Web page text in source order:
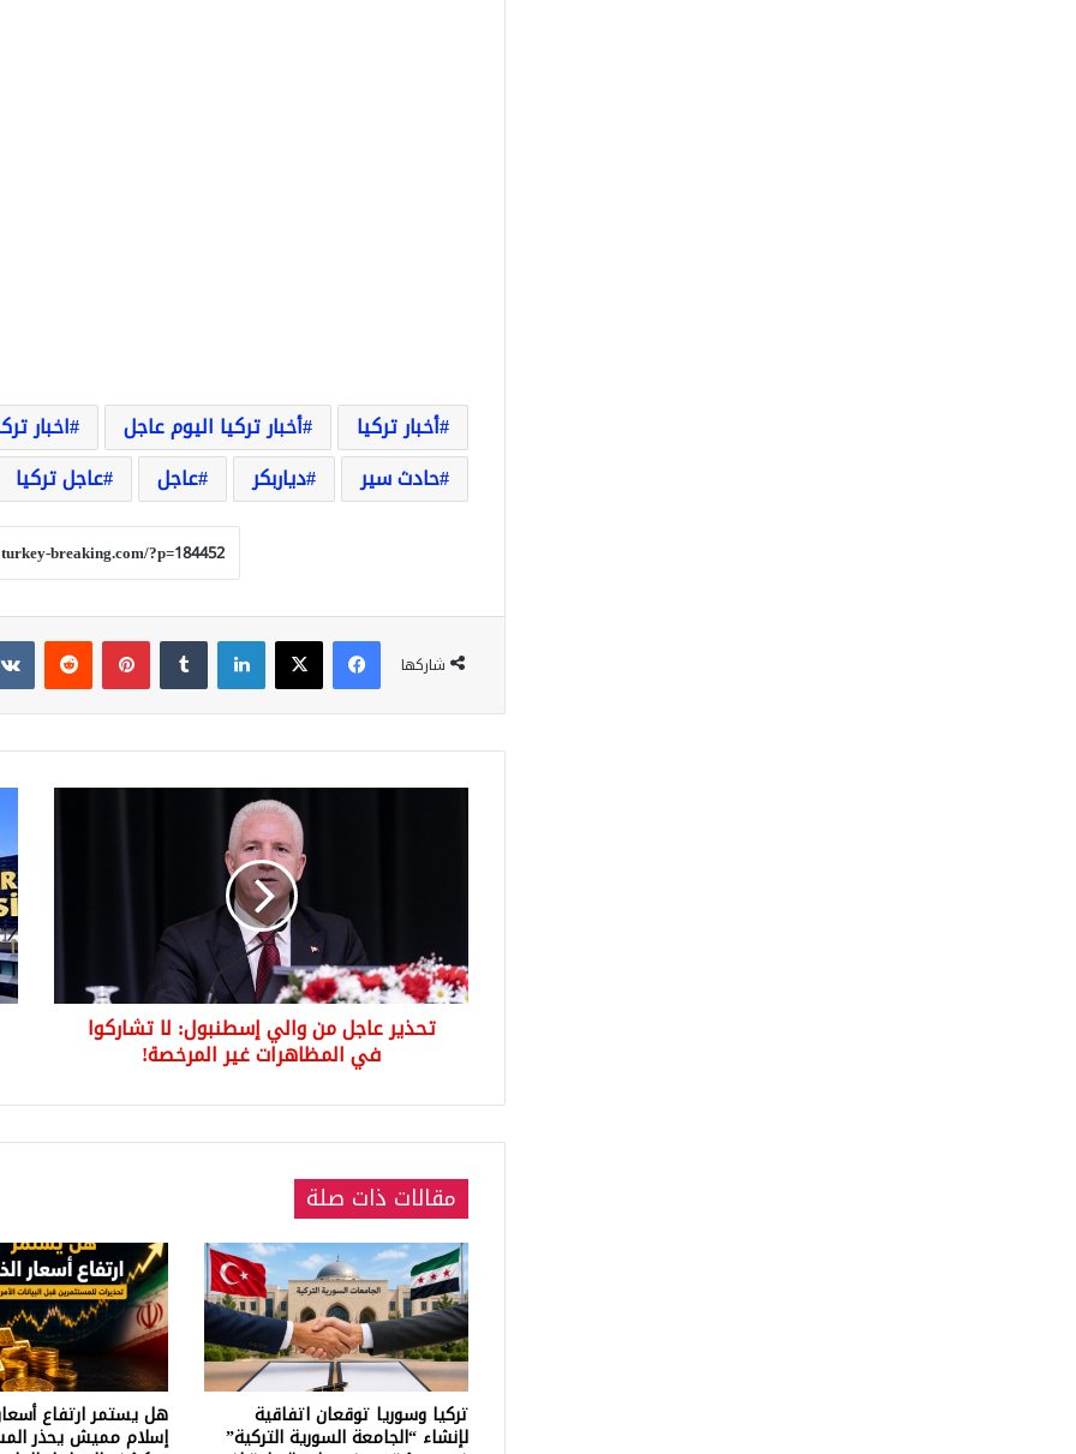
أخبار تركيا أخبار تركيا اليوم عاجل اخبار
حادث سير
دياربكر عاجل عاجل تركيا
شاركها
فيسبوك‫X لينكدإن بينتيريست
تشاركوا
في
المظاهرات
تحذير عاجل من والي إسطنبول: لا تشاركوا
في المظاهرات غير المرخصة!
12
مقالات ذات صلة
تركيا وسوريا توقعان اتفاقية
لإنشاء “الجامعة السورية التركية”
هل يستمر ارتفاع
إسلام مميش يحذر